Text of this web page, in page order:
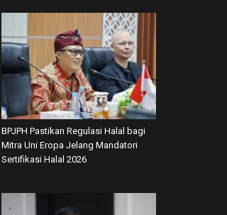
BPJPH Pastikan Regulasi Halal bagi
Mitra Uni Eropa Jelang Mandatori
Sertifikasi Halal 2026